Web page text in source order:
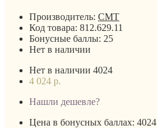
Производитель: CMT
Код товара: 812.629.11
Бонусные баллы: 25
Нет в наличии
Нет в наличии 4024
4 024 р.
Нашли дешевле?
Цена в бонусных баллах: 4024